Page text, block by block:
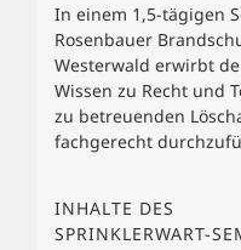
In einem 1,5-tägigen
Rosenbauer
Westerwald erwirbt
Wissen zu Recht und
zu betreuenden
fachgerecht
INHALTE DES
SPRINKLERWART-